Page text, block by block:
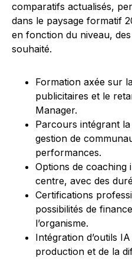
comparatifs actualisés,
dans le paysage formatif
en fonction du niveau,
souhaité.
Formation axée sur
publicitaires et le
Manager.
Parcours intégrant
gestion de
performances.
Options de coaching
centre, avec des
Certifications
possibilités de
l’organisme.
Intégration d’outils
production et de la